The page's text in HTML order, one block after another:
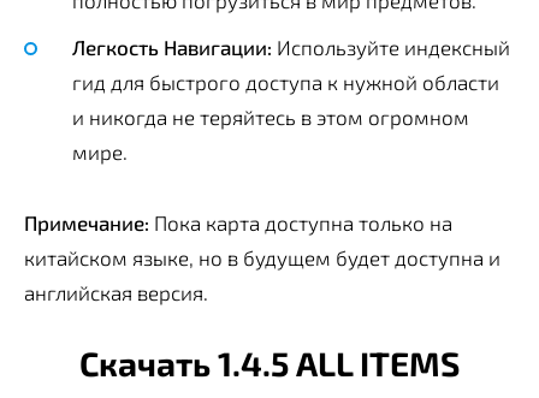
Легкость Навигации: Используйте индексный
гид для быстрого доступа к нужной области
и никогда не теряйтесь в этом огромном
мире.
Примечание: Пока карта доступна только на
китайском языке, но в будущем будет доступна и
английская версия.
Скачать 1.4.5 ALL ITEMS